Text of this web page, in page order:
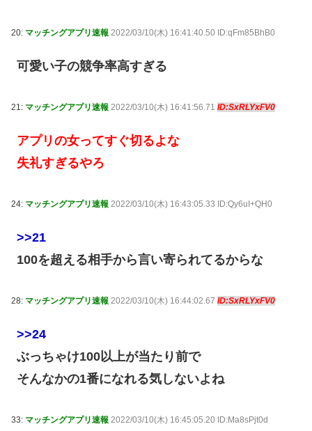
20: マッチングアプリ速報 2022/03/10(木) 16:41:40.50 ID:qFm85BhB0
可愛い子の競争率高すぎる
21: マッチングアプリ速報 2022/03/10(木) 16:41:56.71 ID:SxRLYxFV0
アプリの女ってすぐ切るよな
失礼すぎるやろ
24: マッチングアプリ速報 2022/03/10(木) 16:43:05.33 ID:Qy6uI+QH0
>>21
100を超える相手から言い寄られてるからな
28: マッチングアプリ速報 2022/03/10(木) 16:44:02.67 ID:SxRLYxFV0
>>24
ぶっちゃけ100以上が当たり前で
そんなかの1番になれる気しないよね
33: マッチングアプリ速報 2022/03/10(木) 16:45:05.20 ID:Ma8sPjt0d